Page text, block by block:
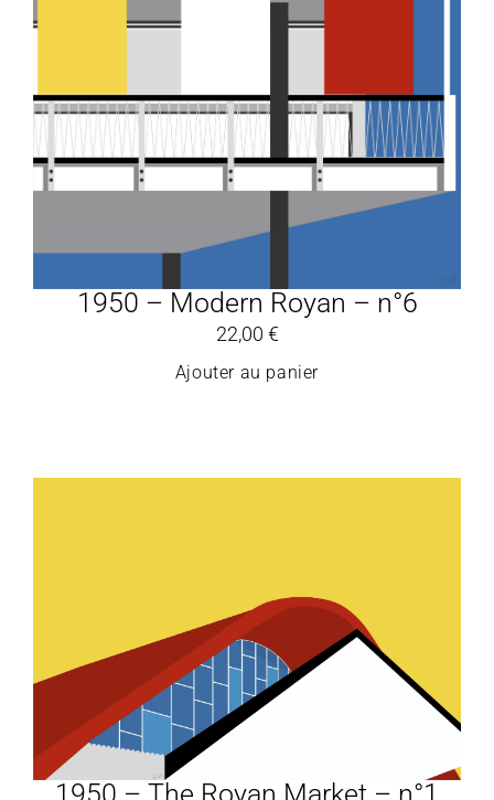
1950 – Modern Royan – n°6
22,00 €
Ajouter au panier